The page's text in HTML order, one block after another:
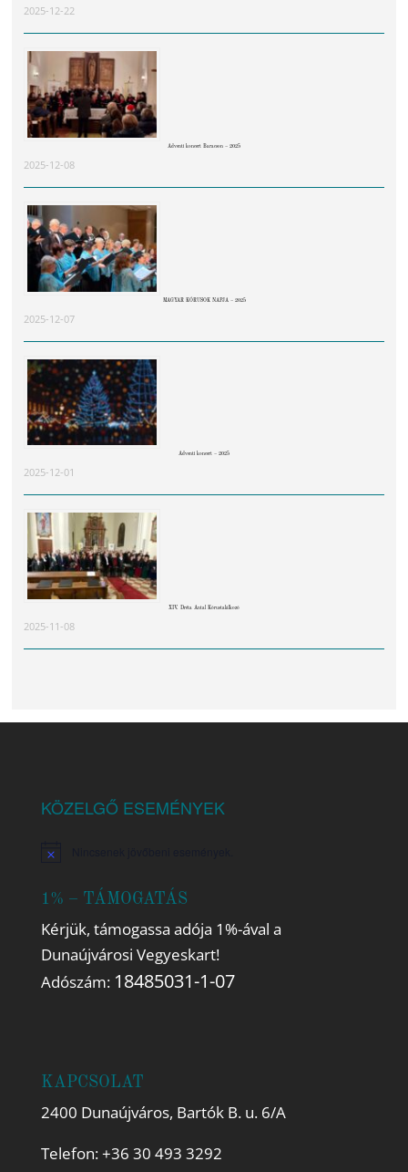
2025-12-22
Adventi koncert Baracson – 2025
2025-12-08
MAGYAR KÓRUSOK NAPJA – 2025
2025-12-07
Adventi koncert – 2025
2025-12-01
XIV. Dréta Antal Kórustalálkozó
2025-11-08
KÖZELGŐ ESEMÉNYEK
Notice
1% – TÁMOGATÁS
Kérjük, támogassa adója 1%-ával a
Dunaújvárosi Vegyeskart!
Adószám: 18485031-1-07
KAPCSOLAT
2400 Dunaújváros, Bartók B. u. 6/A
Telefon:+36 30 493 3292